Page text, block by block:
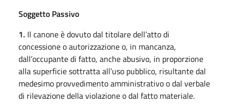
Soggetto Passivo
1. Il canone è dovuto dal titolare dell’atto di
concessione o autorizzazione o, in mancanza,
dall’occupante di fatto, anche abusivo, in proporzione
alla superficie sottratta all’uso pubblico, risultante dal
medesimo provvedimento amministrativo o dal verbale
di rilevazione della violazione o dal fatto materiale.